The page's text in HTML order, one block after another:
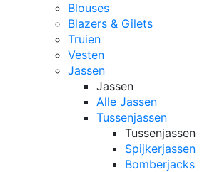
Blouses
Blazers & Gilets
Truien
Vesten
Jassen
Jassen
Alle Jassen
Tussenjassen
Tussenjassen
Spijkerjassen
Bomberjacks